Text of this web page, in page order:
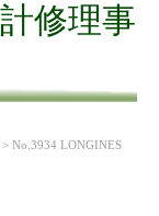
修理事
> No.3934 LONGINES